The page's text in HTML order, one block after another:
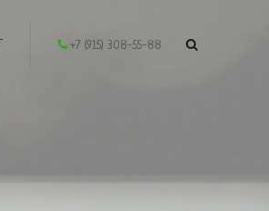
+7 (915) 308-55-88